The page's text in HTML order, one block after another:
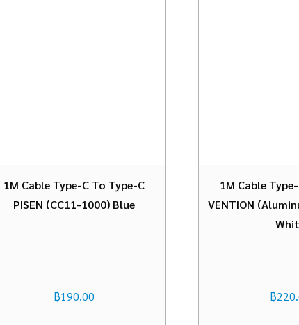
1M Cable Type-C To Type-C
PISEN (CC11-1000) Blue
฿190.00
1M Cable
VENTION
฿